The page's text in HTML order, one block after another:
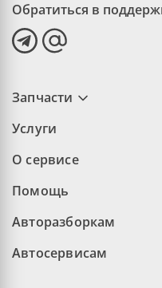
Обратиться в
Запчасти
Услуги
О сервисе
Помощь
Авторазборкам
Автосервисам